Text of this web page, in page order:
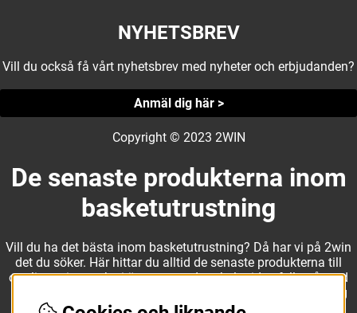
NYHETSBREV
Vill du också få vårt nyhetsbrev med nyheter och erbjudanden?
Anmäl dig här >
Copyright © 2023 2WIN
De senaste produkterna inom
basketutrustning
Vill du ha det bästa inom basketutrustning? Då har vi på 2win
det du söker. Här hittar du alltid de senaste produkterna till
otroliga priser, och vi är noga med att hela tiden fylla på med
nyheter i webbshopen. Det gör oss till ett naturligt val för dig
som vill ha utrustning som överträffar alla andra märken.